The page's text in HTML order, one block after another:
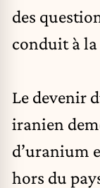
des
conduit à la
Le devenir
iranien
d’uranium
hors du